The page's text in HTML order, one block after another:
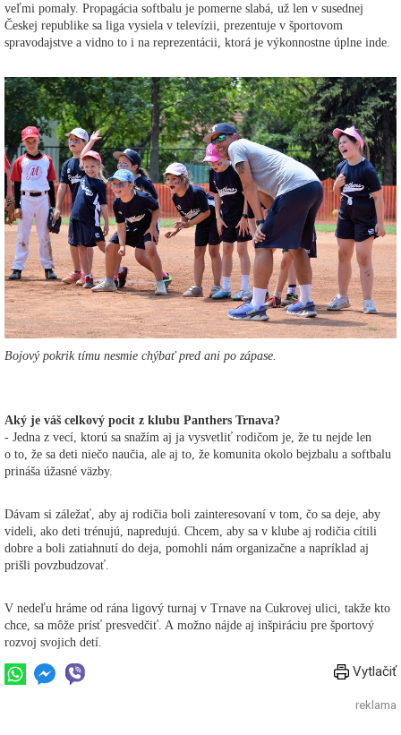
veľmi pomaly. Propagácia softbalu je pomerne slabá, už len v susednej
Českej republike sa liga vysiela v televízii, prezentuje v športovom
spravodajstve a vidno to i na reprezentácii, ktorá je výkonnostne úplne inde.
Bojový pokrik tímu nesmie chýbať pred ani po zápase.
Aký je váš celkový pocit z klubu Panthers Trnava?
- Jedna z vecí, ktorú sa snažím aj ja vysvetliť rodičom je, že tu nejde len
o to, že sa deti niečo naučia, ale aj to, že komunita okolo bejzbalu a softbalu
prináša úžasné väzby.
Dávam si záležať, aby aj rodičia boli zainteresovaní v tom, čo sa deje, aby
videli, ako deti trénujú, napredujú. Chcem, aby sa v klube aj rodičia cítili
dobre a boli zatiahnutí do deja, pomohli nám organizačne a napríklad aj
prišli povzbudzovať.
V nedeľu hráme od rána ligový turnaj v Trnave na Cukrovej ulici, takže kto
chce, sa môže prísť presvedčiť. A možno nájde aj inšpiráciu pre športový
rozvoj svojich detí.
Vytlačiť
reklama